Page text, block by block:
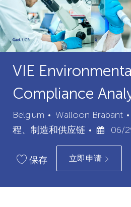
VIE
Compliance
Belgium Walloon Brabant
程、制造和供应链
已
发
布
日
期
06/
保存 立即申请